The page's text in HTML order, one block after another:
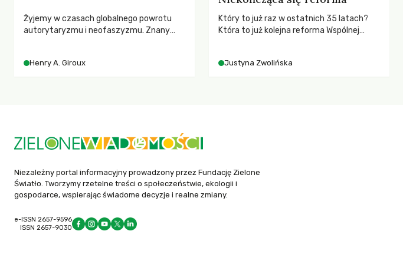
Żyjemy w czasach globalnego powrotu
autorytaryzmu i neofaszyzmu. Znany
społeczeństwo. Czy współczesne
Henry A. Giroux
Który to już raz w ostatnich 35 latach?
Która to już kolejna reforma Wspólnej
społeczne?
Justyna Zwolińska
Niezależny portal informacyjny prowadzony przez Fundację Zielone
Światło. Tworzymy rzetelne treści o społeczeństwie, ekologii i
gospodarce, wspierając świadome decyzje i realne zmiany.
e-ISSN 2657-9596
ISSN 2657-9030